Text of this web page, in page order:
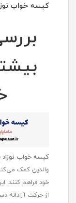
کیسه خواب
کیسه خواب نوزاد
والدین کمک
خود فراهم کنند.
از حرکت آزادانه